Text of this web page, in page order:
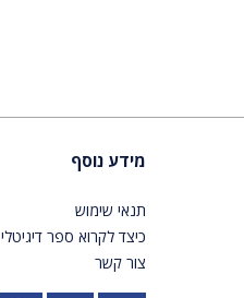
מידע נוסף
תנאי שימוש
כיצד לקרוא ספר דיגיטלי
צור קשר